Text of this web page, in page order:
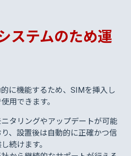
ステムのため運
に機能するため、SIMを挿入し
用できます。
タリングやアップデートが可能
、設置後は自動的に正確かつ信
続けます。